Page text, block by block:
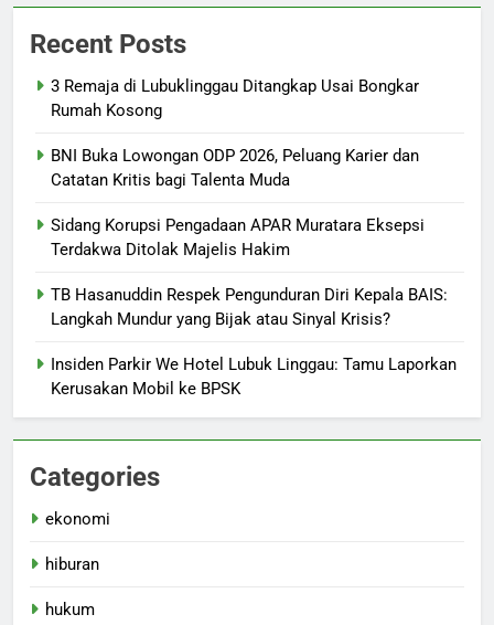
Recent Posts
3 Remaja di Lubuklinggau Ditangkap Usai Bongkar
Rumah Kosong
BNI Buka Lowongan ODP 2026, Peluang Karier dan
Catatan Kritis bagi Talenta Muda
Sidang Korupsi Pengadaan APAR Muratara Eksepsi
Terdakwa Ditolak Majelis Hakim
TB Hasanuddin Respek Pengunduran Diri Kepala BAIS:
Langkah Mundur yang Bijak atau Sinyal Krisis?
Insiden Parkir We Hotel Lubuk Linggau: Tamu Laporkan
Kerusakan Mobil ke BPSK
Categories
ekonomi
hiburan
hukum